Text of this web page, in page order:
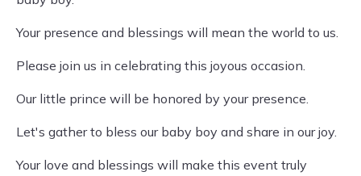
Your presence and blessings will mean the world to us.
Please join us in celebrating this joyous occasion.
Our little prince will be honored by your presence.
Let's gather to bless our baby boy and share in our joy.
Your love and blessings will make this event truly